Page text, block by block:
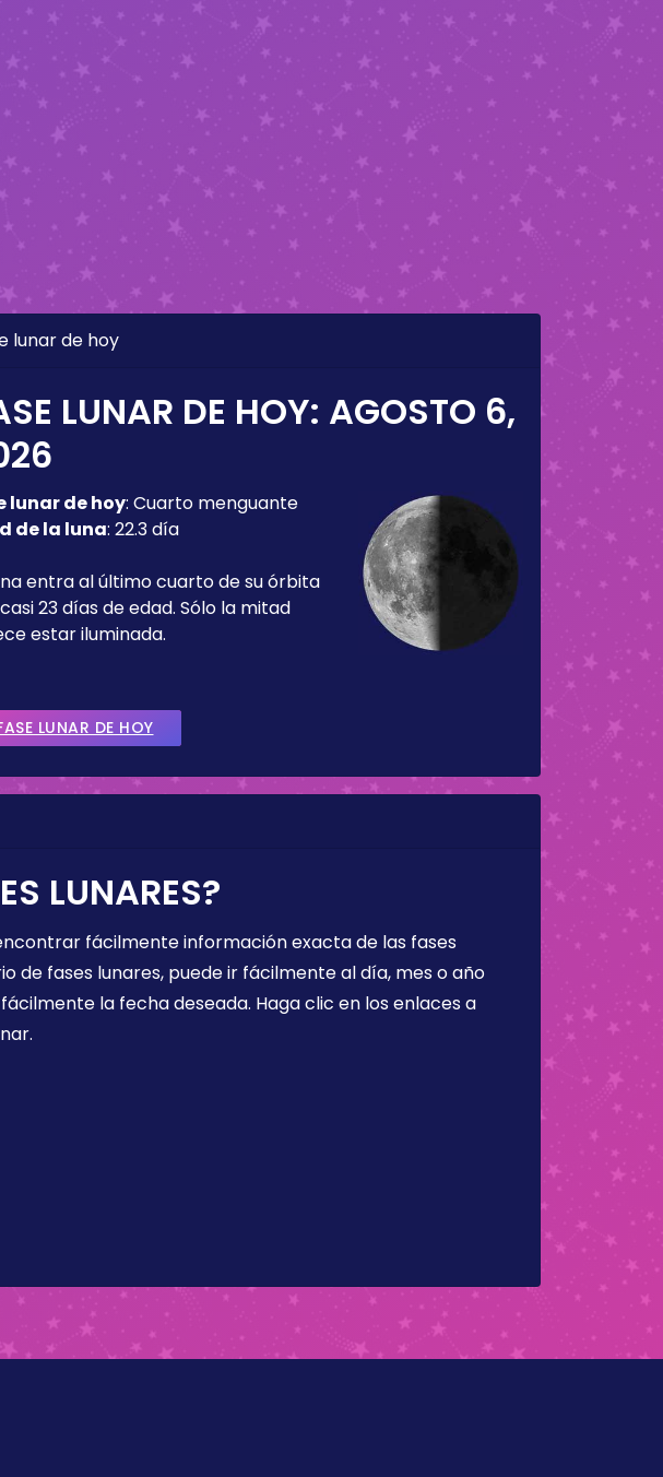
lunar de hoy
LUNAR DE HOY: AGOSTO 6,
lunar de hoy: Cuarto menguante
de la luna: 22.3 día
entra al último cuarto de su órbita
23 días de edad. Sólo la mitad
estar iluminada.
LUNAR DE HOY
LUNARES?
fácilmente información exacta de las fases
de fases lunares, puede ir fácilmente al día, mes o año
la fecha deseada. Haga clic en los enlaces a